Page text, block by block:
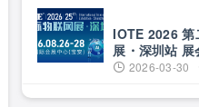
IOTE 2026 第
展・深圳站 展
2026-03-30